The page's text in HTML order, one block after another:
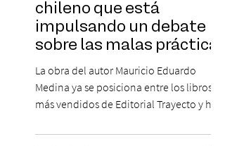
chileno que está
impulsando un debate
sobre las malas prácticas
laborales y el futuro del
trabajo
La obra del autor Mauricio Eduardo
Medina ya se posiciona entre los libros
más vendidos de Editorial Trayecto y ha
para mejorar los procesos de selección